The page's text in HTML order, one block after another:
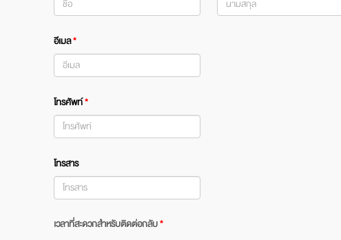
อีเมล*
โทรศัพท์*
โทรสาร
เวลาที่สะดวกสำหรับติดต่อกลับ*